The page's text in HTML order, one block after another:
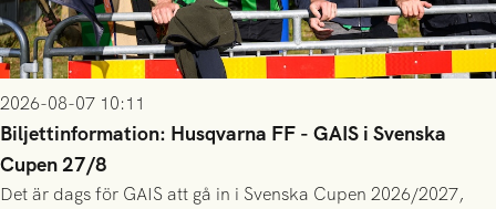
2026-08-07 10:11
Biljettinformation: Husqvarna FF - GAIS i Svenska
Cupen 27/8
Det är dags för GAIS att gå in i Svenska Cupen 2026/2027,